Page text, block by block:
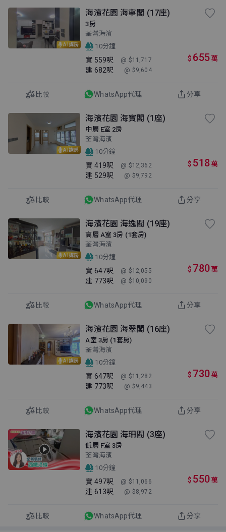
AI講房
海濱花園 海寧閣 (17座)
3房
荃灣海濱
10分鐘
實 559呎 @ $11,717
建 682呎 @ $9,604
$ 655萬
比較 WhatsApp代理 分享
AI講房
海濱花園 海寶閣 (1座)
中層 E室 2房
荃灣海濱
10分鐘
實 419呎 @ $12,362
建 529呎 @ $9,792
$ 518萬
比較 WhatsApp代理 分享
AI講房
海濱花園 海逸閣 (19座)
高層 A室 3房 (1套房)
荃灣海濱
10分鐘
實 647呎 @ $12,055
建 773呎 @ $10,090
$ 780萬
比較 WhatsApp代理 分享
AI講房
海濱花園 海翠閣 (16座)
A室 3房 (1套房)
荃灣海濱
10分鐘
實 647呎 @ $11,282
建 773呎 @ $9,443
$ 730萬
比較 WhatsApp代理 分享
海濱花園 海珊閣 (3座)
低層 F室 3房
荃灣海濱
10分鐘
實 497呎 @ $11,066
建 613呎 @ $8,972
$ 550萬
比較 WhatsApp代理 分享